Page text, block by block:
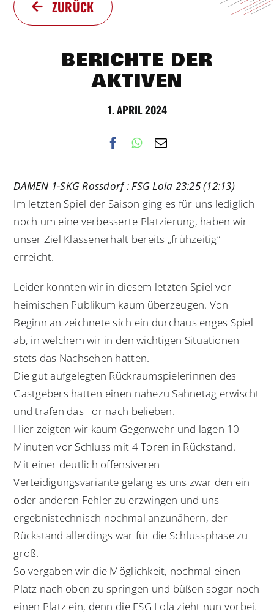
ZURÜCK
BERICHTE DER
AKTIVEN
1. APRIL 2024
DAMEN 1-SKG Rossdorf : FSG Lola 23:25 (12:13)
Im letzten Spiel der Saison ging es für uns lediglich
noch um eine verbesserte Platzierung, haben wir
unser Ziel Klassenerhalt bereits „frühzeitig“
erreicht.
Leider konnten wir in diesem letzten Spiel vor
heimischen Publikum kaum überzeugen. Von
Beginn an zeichnete sich ein durchaus enges Spiel
ab, in welchem wir in den wichtigen Situationen
stets das Nachsehen hatten.
Die gut aufgelegten Rückraumspielerinnen des
Gastgebers hatten einen nahezu Sahnetag erwischt
und trafen das Tor nach belieben.
Hier zeigten wir kaum Gegenwehr und lagen 10
Minuten vor Schluss mit 4 Toren in Rückstand.
Mit einer deutlich offensiveren
Verteidigungsvariante gelang es uns zwar den ein
oder anderen Fehler zu erzwingen und uns
ergebnistechnisch nochmal anzunähern, der
Rückstand allerdings war für die Schlussphase zu
groß.
So vergaben wir die Möglichkeit, nochmal einen
Platz nach oben zu springen und büßen sogar noch
einen Platz ein, denn die FSG Lola zieht nun vorbei.